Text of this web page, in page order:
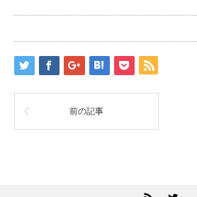
前の記事